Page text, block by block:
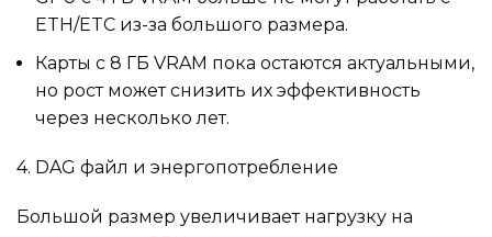
ETH/ETC из-за большого размера.
Карты с 8 ГБ VRAM пока остаются актуальными,
но рост может снизить их эффективность
через несколько лет.
4. DAG файл и энергопотребление
Большой размер увеличивает нагрузку на